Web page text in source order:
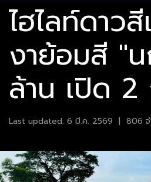
ไฮไลท์ดาว
งาย้อมสี "
ล้าน เปิด 2
Last updated: 6 มี.ค. 2569 | 806 จ